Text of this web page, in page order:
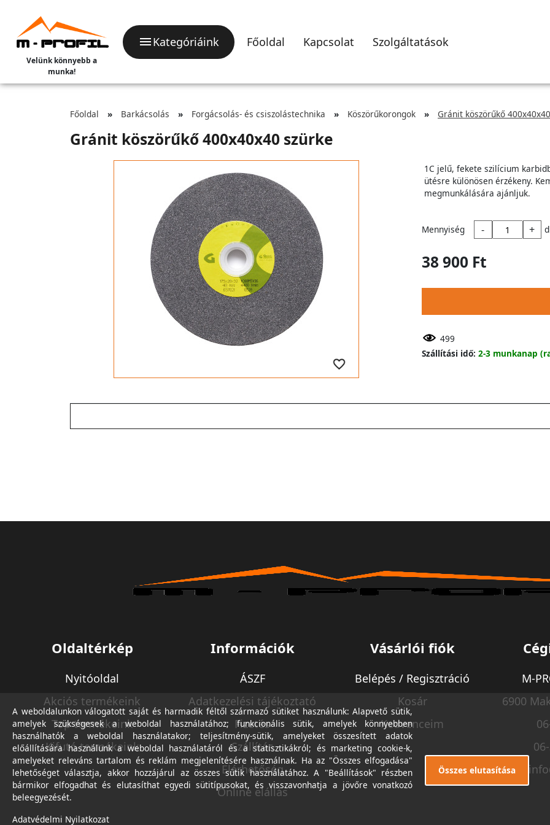
Velünk könnyebb a
munka!
Kategóriáink Főoldal Kapcsolat Szolgáltatások
Főoldal Barkácsolás Forgácsolás- és csiszolástechnika Köszörűkorongok Gránit köszörűkő
Gránit köszörűkő 400x40x40 szürke
1C jelű, fekete szilícium
ütésre különösen érzékeny.
megmunkálására ajánljuk.
Mennyiség - +
38 900 Ft
499
Szállítási idő: 2-3 munkanap
Oldaltérkép
Nyitóoldal
Akciós termékeink
Top termékeink
Kifutó termékeink
Információk
ÁSZF
Adatkezelési tájékoztató
Fizetés
Szállítás
Elérhetőség
Online elállás
Vásárlói fiók
Belépés / Regisztráció
Kosár
Kedvenceim
M-
6900
A weboldalunkon válogatott saját és harmadik féltől származó sütiket használunk: Alapvető sütik,
amelyek szükségesek a weboldal használatához; funkcionális sütik, amelyek könnyebben
használhatók a weboldal használatakor; teljesítmény-sütik, amelyeket összesített adatok
előállítására használunk a weboldal használatáról és a statisztikákról; és marketing cookie-k,
amelyeket releváns tartalom és reklám megjelenítésére használnak. Ha az "Összes elfogadása"
lehetőséget választja, akkor hozzájárul az összes sütik használatához. A "Beállítások" részben
bármikor elfogadhat és elutasíthat egyedi sütitípusokat, és visszavonhatja a jövőre vonatkozó
beleegyezését.
Adatvédelmi Nyilatkozat
Összes elutasítása